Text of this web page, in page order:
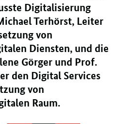
Digitalisierung
Terhörst, Leiter
von
Diensten, und die
Görger und Prof.
den Digital Services
von
Raum.